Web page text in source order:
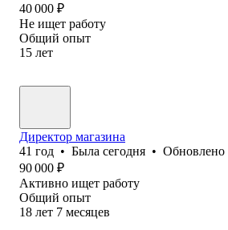
40 000 ₽
Не ищет работу
Общий опыт
15 лет
Директор магазина
41 год • Была сегодня • Обновлено
90 000 ₽
Активно ищет работу
Общий опыт
18 лет 7 месяцев